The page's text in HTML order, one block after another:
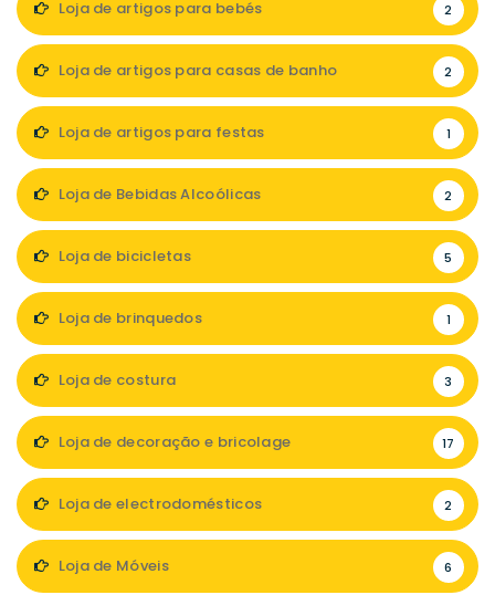
Loja de artigos para bebés 2
Loja de artigos para casas de banho 2
Loja de artigos para festas 1
Loja de Bebidas Alcoólicas 2
Loja de bicicletas 5
Loja de brinquedos 1
Loja de costura 3
Loja de decoração e bricolage 17
Loja de electrodomésticos 2
Loja de Móveis 6